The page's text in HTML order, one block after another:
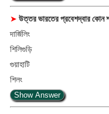
➤ উত্তর ভারতের প্রবেশদ্বার কোন
দার্জিলিং
শিলিগুড়ি
গুয়াহাটি
শিলং
Show Answer